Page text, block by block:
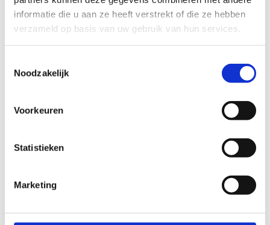
informatie die u aan ze heeft verstrekt of die ze hebben
verzameld op basis van uw gebruik van hun services.
Noodzakelijk
Voorkeuren
Statistieken
Marketing